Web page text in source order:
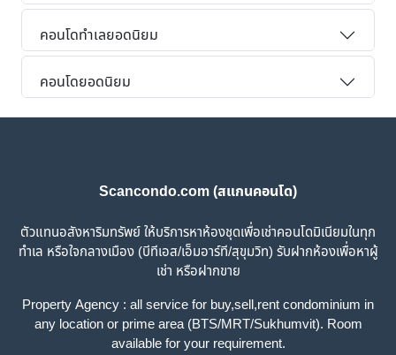
คอนโดทำเลยอดนิยม
คอนโดยอดนิยม
Scancondo.com (สแกนคอนโด)
ตัวแทนอสังหาริมทรัพย์ ให้บริการหาห้องชุดเพื่อเช่าคอนโดมิเนียมในทุก
ทำเล หรือใจกลางเมือง (บีทีเอส/เอ็มอาร์ที/สุขุมวิท) รับฝากห้องเพื่อหาผู้
เช่า หรือฝากขาย
Property Agency : all service for buy,sell,rent condominium in
any location or prime area (BTS/MRT/Sukhumvit). Room
available for your requirement.